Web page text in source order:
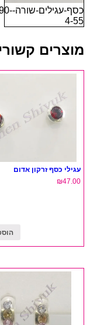
כסף-עגילים-
4-55
מוצרים
עגילי כסף זרקון אדום
₪47.00